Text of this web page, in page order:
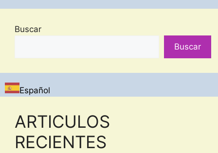
Buscar
Buscar
Español
ARTICULOS
RECIENTES